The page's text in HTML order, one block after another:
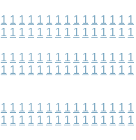
1 1 1 1 1 1 1 1 1 1 1 1 1 1 1
1 1 1 1 1 1 1 1 1 1 1 1 1 1 1
1 1 1 1 1 1 1 1 1 1 1 1 1 1 1
1 1 1 1 1 1 1 1 1 1 1 1 1 1 1
1 1 1 1 1 1 1 1 1 1 1 1 1 1 1
1 1 1 1 1 1 1 1 1 1 1 1 1 1 1